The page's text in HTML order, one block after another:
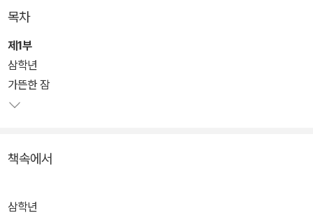
시집 <가뜬한 잠>이 펼쳐 보이는 시세계에서는 슬픔과 웃음이 한데
어우러진다. 맑고 깨끗한가 하면, 그 투명함 속에서 서글픔과 비애가
한꺼번에 얼비친다. 사뭇 전통적인 어법에 기대면서도 해학과 비애가
한데 어우러진 골계(滑稽)의 아름다움과 보기 드문 순정함이 깃든
시집이다.
목차
제1부
삼학년
가뜬한 잠
책속에서
삼학년